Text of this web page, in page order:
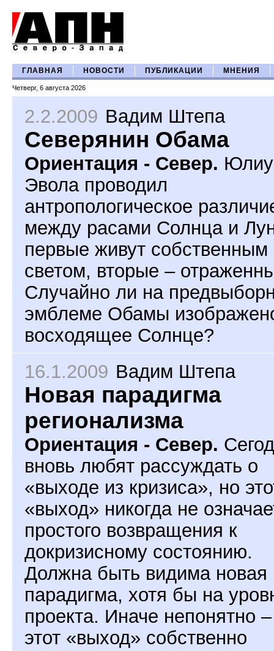
ГЛАВНАЯ НОВОСТИ ПУБЛИКАЦИИ МНЕНИЯ
Четверг, 6 августа 2026
2.2.2009 Вадим Штепа
Северянин Обама
Ориентация - Север.
Эвола проводил
антропологическое
между расами Солнца и
первые живут собственным
светом, вторые –
Случайно ли на
эмблеме Обамы
восходящее Солнце?
16.1.2009 Вадим Штепа
Новая парадигма
регионализма
Ориентация - Север.
вновь любят рассуждать о
«выходе из кризиса», но
«выход» никогда не
простого возвращения к
докризисному состоянию.
Должна быть видима новая
парадигма, хотя бы на
проекта. Иначе непонятно –
этот «выход» собственно